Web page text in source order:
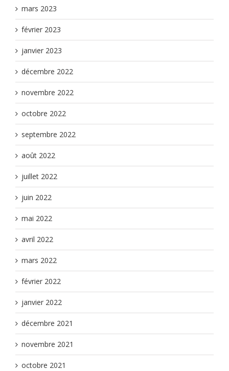
mars 2023
février 2023
janvier 2023
décembre 2022
novembre 2022
octobre 2022
septembre 2022
août 2022
juillet 2022
juin 2022
mai 2022
avril 2022
mars 2022
février 2022
janvier 2022
décembre 2021
novembre 2021
octobre 2021